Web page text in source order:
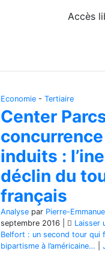
Accès
Economie - Tertiaire
Center
induits :
déclin du
français
Analyse par Pierre-
septembre 2016
Laisser
Belfort : un second tour qui
bipartisme à l’américaine…